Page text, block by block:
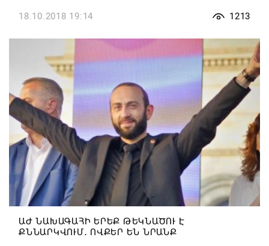
18.10.2018 19:14 1213
ԱԺ ՆԱԽԱԳԱՀԻ ԵՐԵՔ ԹԵԿՆԱԾՈՒ Է
ՔՆՆԱՐԿՎՈՒՄ․ ՈՎՔԵՐ ԵՆ ՆՐԱՆՔ